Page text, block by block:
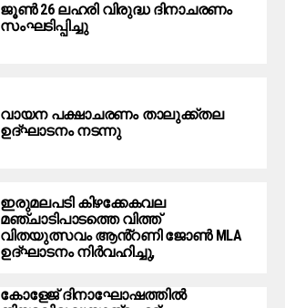
ജൂൺ 26 ലഹരി വിരുദ്ധ ദിനാചരണം
സംഘടിപ്പിച്ചു
വായന പക്ഷാചരണം താലുക്ക്തല
ഉദ്ഘാടനം നടന്നു
ഇരുമലപടി കിഴക്കേകവല
മഞ്ചാടിപാടത്തെ വിത്ത്
വിതയുത്സവം ആൻ്റണി ജോൺ MLA
ഉദ്ഘാടനം നിർവഹിച്ചു,
കോളേജ് ദിനാഘോഷത്തിൽ